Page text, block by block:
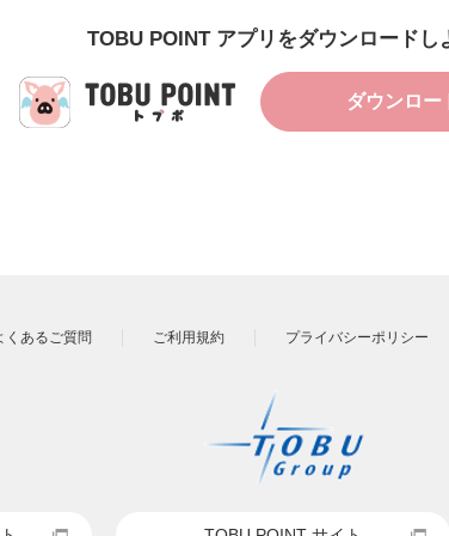
TOBU POINT アプリをダウンロードし
ダウンロー
くあるご質問 ご利用規約 プライバシーポリシー